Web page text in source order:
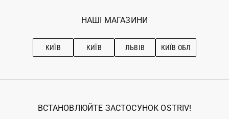
Ostriv Club+
Наші магазини
Рекомендації з догляду
НАШІ МАГАЗИНИ
КИЇВ КИЇВ ЛЬВІВ КИЇВ ОБЛ
ВСТАНОВЛЮЙТЕ ЗАСТОСУНОК OSTRIV!